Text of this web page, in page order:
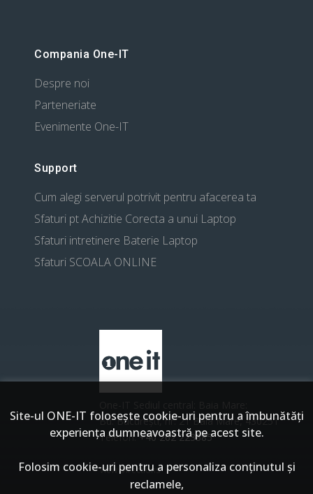
Compania One-IT
Despre noi
Parteneriate
Evenimente One-IT
Support
Cum alegi serverul potrivit pentru afacerea ta
Sfaturi pt Achizitie Corecta a unui Laptop
Sfaturi intretinere Baterie Laptop
Sfaturi SCOALA ONLINE
Bd. București, nr. 21 Baia Mare, 430251
Telefon:+40 262 223385
View Directions
Site-ul ONE-IT foloseşte cookie-uri pentru a îmbunătăți
experiența dumneavoastră pe acest site.
Folosim cookie-uri pentru a personaliza conținutul și
reclamele,